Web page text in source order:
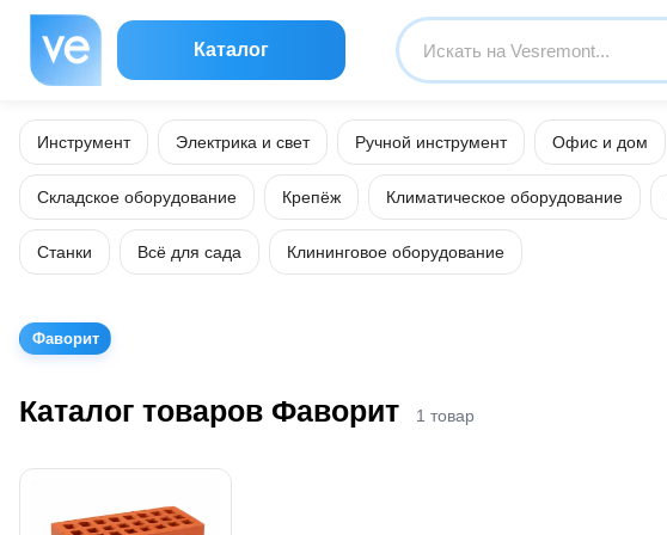
Каталог
Инструмент Электрика и свет Ручной инструмент Офис и дом
Складское оборудование Крепёж Климатическое оборудование
Станки Всё для сада Клининговое оборудование
Фаворит
Каталог товаров Фаворит 1 товар